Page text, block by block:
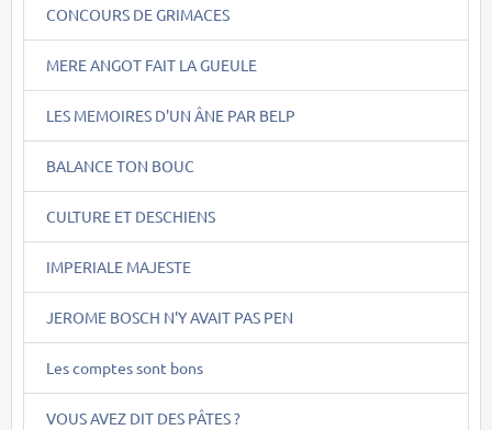
CONCOURS DE GRIMACES
MERE ANGOT FAIT LA GUEULE
LES MEMOIRES D'UN ÂNE PAR BELP
BALANCE TON BOUC
CULTURE ET DESCHIENS
IMPERIALE MAJESTE
JEROME BOSCH N'Y AVAIT PAS PEN
Les comptes sont bons
VOUS AVEZ DIT DES PÂTES ?